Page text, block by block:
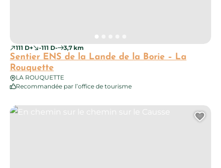
111 D+ -111 D- 3,7 km
Sentier ENS de la Lande de la Borie – La
Rouquette
LA ROUQUETTE
Recommandée par l’office de tourisme
En chemin sur le chemin sur le Causse